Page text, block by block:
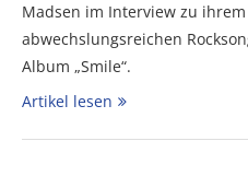
Madsen im Interview zu
abwechslungsreichen
Album „Smile“.
Artikel lesen